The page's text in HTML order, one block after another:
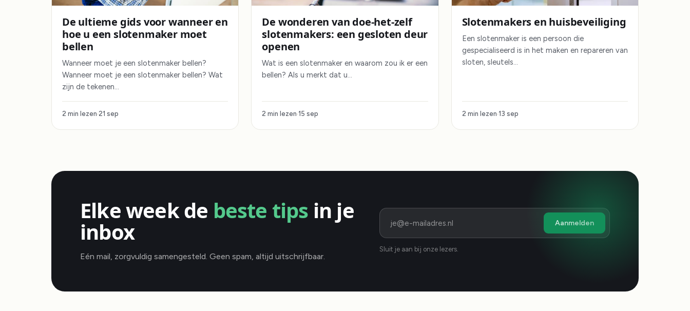
De ultieme gids voor wanneer en
hoe u een slotenmaker moet
bellen
Wanneer moet je een slotenmaker bellen?
Wanneer moet je een slotenmaker bellen? Wat
zijn de tekenen…
2 min lezen 21 sep
De wonderen van doe-het-zelf
slotenmakers: een gesloten deur
openen
Wat is een slotenmaker en waarom zou ik er een
bellen? Als u merkt dat u…
2 min lezen 15 sep
Slotenmakers en huisbeveiliging
Een slotenmaker is een persoon die
gespecialiseerd is in het maken en repareren van
sloten, sleutels…
2 min lezen 13 sep
Elke week de beste tips in je
inbox
Eén mail, zorgvuldig samengesteld. Geen spam, altijd uitschrijfbaar.
Aanmelden
Sluit je aan bij onze lezers.